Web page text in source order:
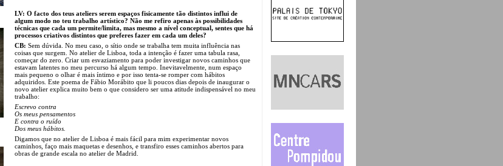
LV: O facto dos teus ateliers serem espaços fisicamente tão distintos influi de
algum modo no teu trabalho artístico? Não me refiro apenas às possibilidades
técnicas que cada um permite/limita, mas mesmo a nível conceptual, sentes que há
processos criativos distintos que preferes fazer em cada um deles?
CB: Sem dúvida. No meu caso, o sítio onde se trabalha tem muita influência nas
coisas que surgem. No atelier de Lisboa, toda a intenção é fazer uma tabula rasa,
começar do zero. Criar um esvaziamento para poder investigar novos caminhos que
estavam latentes no meu percurso há algum tempo. Inevitavelmente, num espaço
mais pequeno o olhar é mais íntimo e por isso tenta-se romper com hábitos
adquiridos. Este poema de Fábio Morábito que li poucos dias depois de inaugurar o
novo atelier explica muito bem o que considero ser uma atitude indispensável no meu
trabalho:
Escrevo contra
Os meus pensamentos
E contra o ruído
Dos meus hábitos.
Digamos que no atelier de Lisboa é mais fácil para mim experimentar novos
caminhos, faço mais maquetas e desenhos, e transfiro esses caminhos abertos para
obras de grande escala no atelier de Madrid.